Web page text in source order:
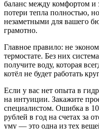
баланс между комфортом и
потери тепла полностью,
незаметными для вашего
грамотно.
Главное правило: не
термостате. Без них
получите воду, которая
котёл не будет работать
Если у вас нет опыта в
на интуиции. Закажите
специалистом. Ошибка в
рублей в год на счетах за
уму — это одна из тех